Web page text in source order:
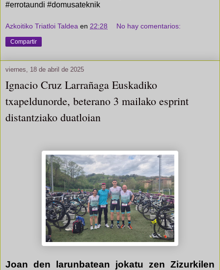
#errotaundi #domusateknik
Azkoitiko Triatloi Taldea en 22:28 No hay comentarios:
Compartir
viernes, 18 de abril de 2025
Ignacio Cruz Larrañaga Euskadiko
txapeldunorde, beterano 3 mailako esprint
distantziako duatloian
Joan den larunbatean jokatu zen Zizurkilen